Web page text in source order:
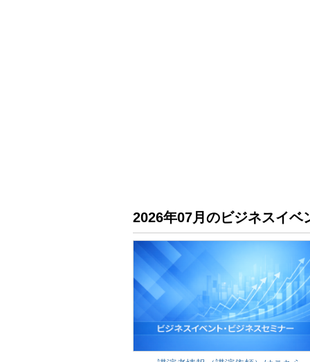
2026年07月のビジネスイベ